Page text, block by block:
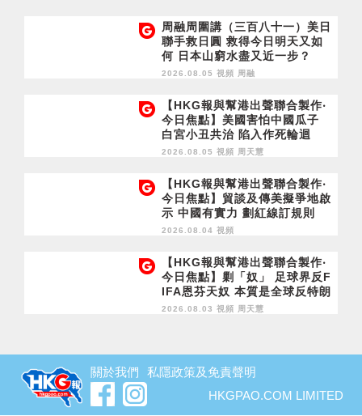
周融周圍講（三百八十一）美日
聯手救日圓 救得今日明天又如
何 日本山窮水盡又近一步？
2026.08.05 視頻 周融
【HKG報與幫港出聲聯合製作‧
今日焦點】美國害怕中國瓜子
白宮小丑共治 陷入作死輪迴
2026.08.05 視頻 周天慧
【HKG報與幫港出聲聯合製作‧
今日焦點】貿談及傳美擬爭地啟
示 中國有實力 劃紅線訂規則
2026.08.04 視頻
【HKG報與幫港出聲聯合製作‧
今日焦點】剿「奴」 足球界反F
IFA恩芬天奴 本質是全球反特朗
普
2026.08.03 視頻 周天慧
關於我們
私隱政策及免責聲明
HKGPAO.COM LIMITED